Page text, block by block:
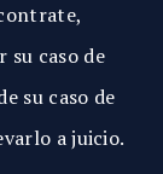
su caso de
su caso de
a juicio.